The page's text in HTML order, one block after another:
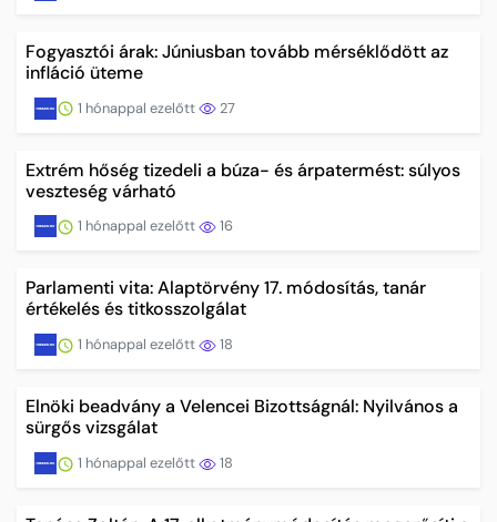
Fogyasztói árak: Júniusban tovább mérséklődött az
infláció üteme
1 hónappal ezelőtt 27
Extrém hőség tizedeli a búza- és árpatermést: súlyos
veszteség várható
1 hónappal ezelőtt 16
Parlamenti vita: Alaptörvény 17. módosítás, tanár
értékelés és titkosszolgálat
1 hónappal ezelőtt 18
Elnöki beadvány a Velencei Bizottságnál: Nyilvános a
sürgős vizsgálat
1 hónappal ezelőtt 18